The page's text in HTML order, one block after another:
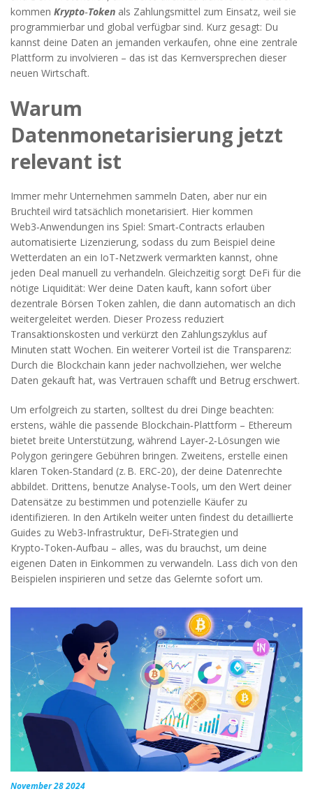
kommen Krypto‑Token als Zahlungsmittel zum Einsatz, weil sie
programmierbar und global verfügbar sind. Kurz gesagt: Du
kannst deine Daten an jemanden verkaufen, ohne eine zentrale
Plattform zu involvieren – das ist das Kernversprechen dieser
neuen Wirtschaft.
Warum
Datenmonetarisierung jetzt
relevant ist
Immer mehr Unternehmen sammeln Daten, aber nur ein
Bruchteil wird tatsächlich monetarisiert. Hier kommen
Web3‑Anwendungen ins Spiel: Smart‑Contracts erlauben
automatisierte Lizenzierung, sodass du zum Beispiel deine
Wetterdaten an ein IoT‑Netzwerk vermarkten kannst, ohne
jeden Deal manuell zu verhandeln. Gleichzeitig sorgt DeFi für die
nötige Liquidität: Wer deine Daten kauft, kann sofort über
dezentrale Börsen Token zahlen, die dann automatisch an dich
weitergeleitet werden. Dieser Prozess reduziert
Transaktionskosten und verkürzt den Zahlungszyklus auf
Minuten statt Wochen. Ein weiterer Vorteil ist die Transparenz:
Durch die Blockchain kann jeder nachvollziehen, wer welche
Daten gekauft hat, was Vertrauen schafft und Betrug erschwert.
Um erfolgreich zu starten, solltest du drei Dinge beachten:
erstens, wähle die passende Blockchain‑Plattform – Ethereum
bietet breite Unterstützung, während Layer‑2‑Lösungen wie
Polygon geringere Gebühren bringen. Zweitens, erstelle einen
klaren Token‑Standard (z. B. ERC‑20), der deine Datenrechte
abbildet. Drittens, benutze Analyse‑Tools, um den Wert deiner
Datensätze zu bestimmen und potenzielle Käufer zu
identifizieren. In den Artikeln weiter unten findest du detaillierte
Guides zu Web3‑Infrastruktur, DeFi‑Strategien und
Krypto‑Token‑Aufbau – alles, was du brauchst, um deine
eigenen Daten in Einkommen zu verwandeln. Lass dich von den
Beispielen inspirieren und setze das Gelernte sofort um.
November 28 2024